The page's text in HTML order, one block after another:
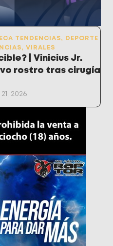
TENDENCIAS,
DEPORTE
, VIRALES
| Vinicius Jr.
rostro tras cirugía
2026